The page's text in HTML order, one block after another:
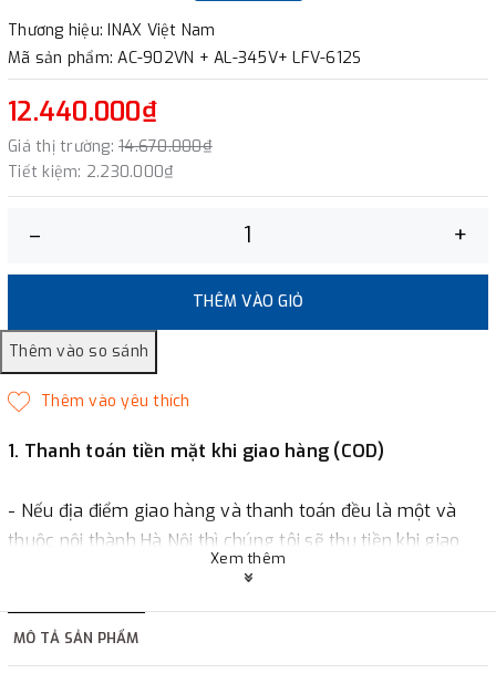
Thương hiệu: INAX Việt Nam
Mã sản phẩm: AC-902VN + AL-345V+ LFV-612S
12.440.000₫
Giá thị trường: 14.670.000₫
Tiết kiệm: 2.230.000₫
– +
THÊM VÀO GIỎ
1. Thanh toán tiền mặt khi giao hàng (COD)
- Nếu địa điểm giao hàng và thanh toán đều là một và
thuộc nội thành Hà Nội thì chúng tôi sẽ thu tiền khi giao
hàng hoặc khách hàng đặt tiền trước một phần giá trị đơn
2. Thanh toán trực tiếp tại :
Xem thêm
MÔ TẢ SẢN PHẨM